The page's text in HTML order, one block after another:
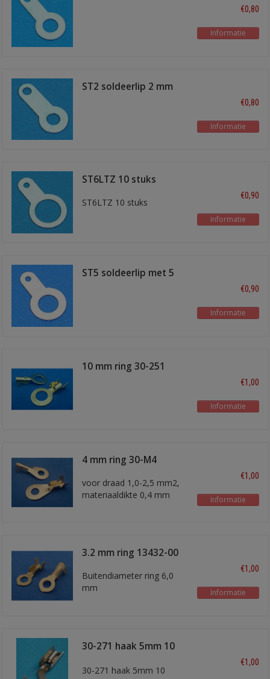
€0,80
Informatie
ST2 soldeerlip 2 mm
€0,80
Informatie
ST6LTZ 10 stuks
ST6LTZ 10 stuks
€0,90
Informatie
ST5 soldeerlip met 5
€0,90
Informatie
10 mm ring 30-251
€1,00
Informatie
4 mm ring 30-M4
voor draad 1,0-2,5 mm2,
materiaaldikte 0,4 mm
€1,00
Informatie
3.2 mm ring 13432-00
Buitendiameter ring 6,0
mm
€1,00
Informatie
30-271 haak 5mm 10
30-271 haak 5mm 10
€1,00